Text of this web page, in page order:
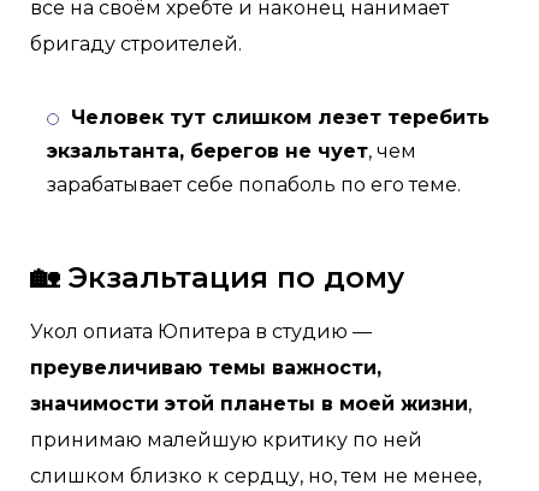
все на своём хребте и наконец нанимает
бригаду строителей.
Человек тут слишком лезет теребить
экзальтанта, берегов не чует, чем
зарабатывает себе попаболь по его теме.
🏡 Экзальтация по дому
Укол опиата Юпитера в студию —
преувеличиваю темы важности,
значимости этой планеты в моей жизни,
принимаю малейшую критику по ней
слишком близко к сердцу, но, тем не менее,